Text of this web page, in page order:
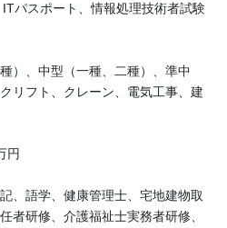
パスポート、情報処理技術者試験
）、中型（一種、二種）、準中
リフト、クレーン、電気工事、建
円
、語学、健康管理士、宅地建物取
者研修、介護福祉士実務者研修、